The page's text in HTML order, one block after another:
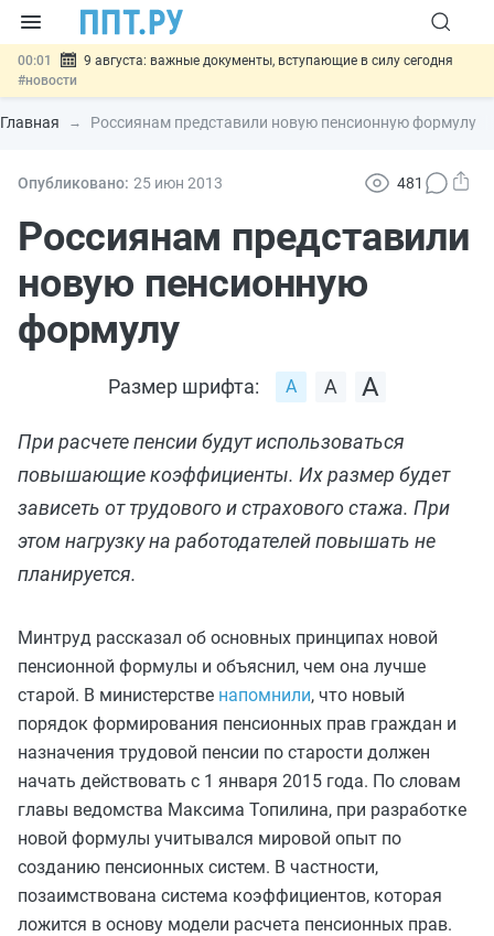
00:01
9 августа: важные документы, вступающие в силу сегодня
#новости
07.08 Подписан закон о блокировке продажи опасных товаров через
«Честный знак»#новости
07.08 Госпошлину за устранение ошибок в документах предлагают
07.08
отношений #новости
Главная Россиянам представили новую пенсионную формулу
Опубликовано: 25 июн 2013 481
Россиянам представили
новую пенсионную
формулу
Размер шрифта:
При расчете пенсии будут использоваться
повышающие коэффициенты. Их размер будет
зависеть от трудового и страхового стажа. При
этом нагрузку на работодателей повышать не
планируется.
Минтруд рассказал об основных принципах новой
пенсионной формулы и объяснил, чем она лучше
старой. В министерстве напомнили, что новый
порядок формирования пенсионных прав граждан и
назначения трудовой пенсии по старости должен
начать действовать с 1 января 2015 года. По словам
главы ведомства Максима Топилина, при разработке
новой формулы учитывался мировой опыт по
созданию пенсионных систем. В частности,
позаимствована система коэффициентов, которая
ложится в основу модели расчета пенсионных прав.